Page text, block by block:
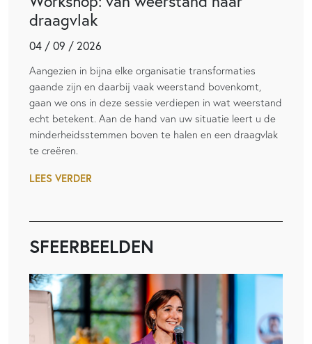
draagvlak
04 / 09 / 2026
Aangezien in bijna elke organisatie transformaties
gaande zijn en daarbij vaak weerstand bovenkomt,
gaan we ons in deze sessie verdiepen in wat weerstand
echt betekent. Aan de hand van uw situatie leert u de
minderheidsstemmen boven te halen en een draagvlak
te creëren.
LEES VERDER
SFEERBEELDEN